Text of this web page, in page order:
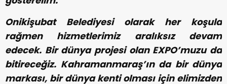
Onikişubat Belediyesi olarak her koşula
rağmen hizmetlerimiz aralıksız devam
edecek. Bir dünya projesi olan EXPO’muzu da
bitireceğiz. Kahramanmaraş’ın da bir dünya
markası, bir dünya kenti olması için elimizden